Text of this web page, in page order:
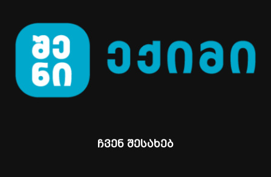
ჩვენ შესახებ